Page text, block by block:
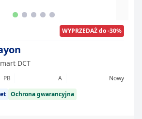
WYPRZEDAŻ do -30%
DCT
PB A
Nowy
Ochrona gwarancyjna